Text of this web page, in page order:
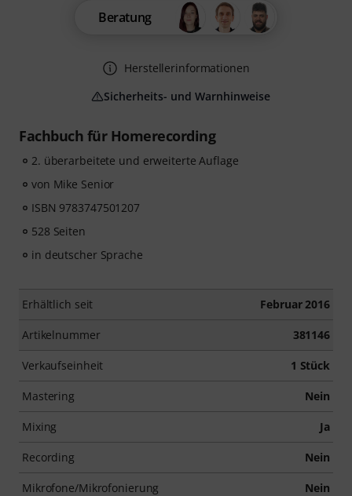
Fachbuch für Homerecording
2. überarbeitete und erweiterte Auflage
von Mike Senior
ISBN 9783747501207
528 Seiten
in deutscher Sprache
Erhältlich seit Februar 2016
Artikelnummer 381146
Verkaufseinheit 1 Stück
Mastering Nein
Mixing Ja
Recording Nein
Mikrofone/Mikrofonierung Nein
Beratung
Herstellerinformationen
Sicherheits- und Warnhinweise